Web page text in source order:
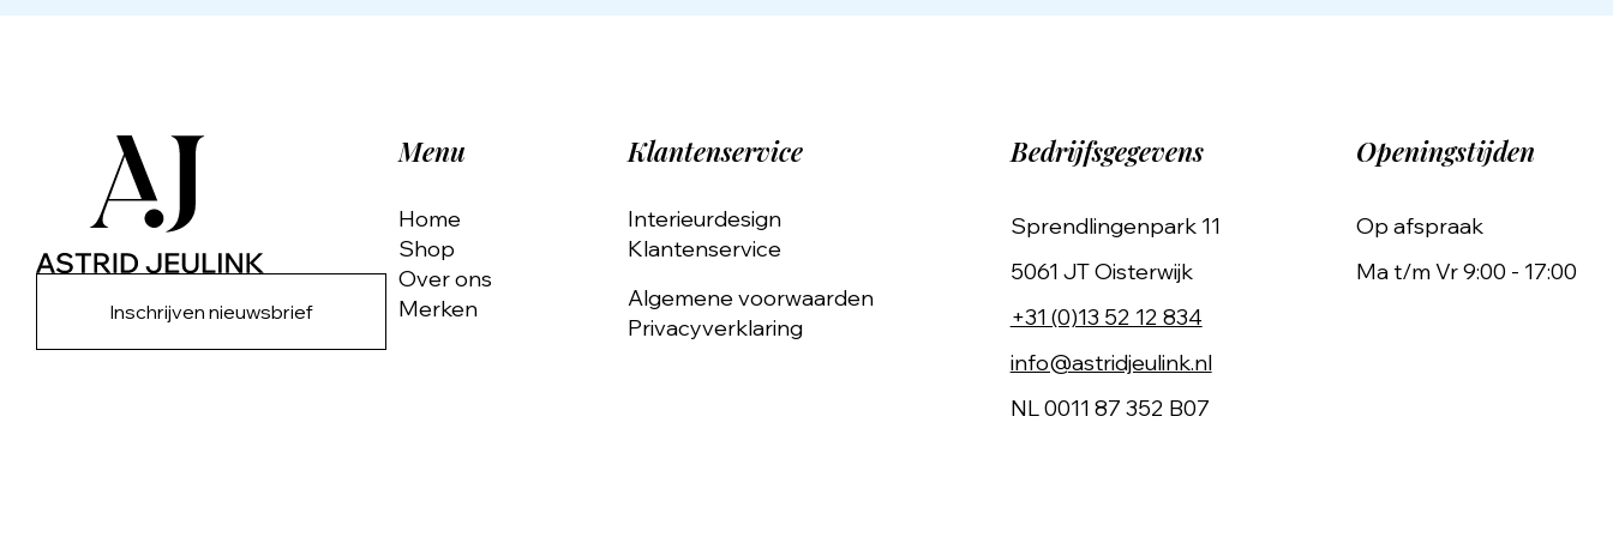
Inschrijven nieuwsbrief
Menu
Home
Shop
Over ons
Merken
Klantenservice
Interieurdesign
Klantenservice
Algemene voorwaarden
Privacyverklaring
Bedrijfsgegevens
Sprendlingenpark 11
5061 JT Oisterwijk
+31 (0)13 52 12 834
info@astridjeulink.nl
NL 0011 87 352 B07
Openingstijden
Op afspraak
Ma t/m Vr 9:00 - 17:00